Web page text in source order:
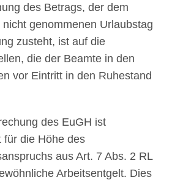
des Betrags, der dem
genommenen Urlaubstag
zusteht, ist auf die
die der Beamte in den
vor Eintritt in den Ruhestand
des EuGH ist
für die Höhe des
aus Art. 7 Abs. 2 RL
Arbeitsentgelt. Dies